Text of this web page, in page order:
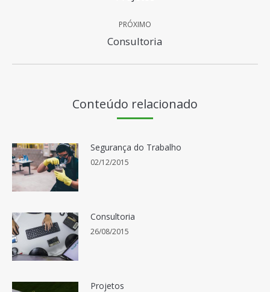
PRÓXIMO
Próximo
Consultoria
Conteúdo relacionado
Segurança do Trabalho
02/12/2015
Consultoria
26/08/2015
Projetos